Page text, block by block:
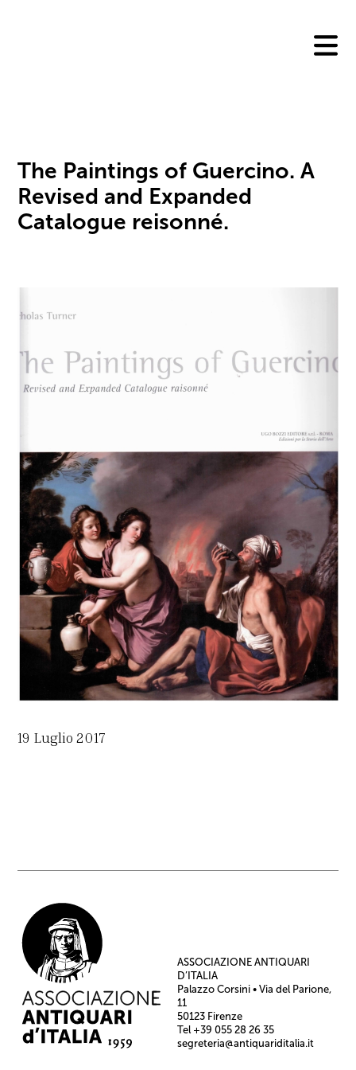
The Paintings of Guercino. A
Revised and Expanded
Catalogue reisonné.
19 Luglio 2017
ASSOCIAZIONE ANTIQUARI
D’ITALIA
Palazzo Corsini • Via del Parione,
11
50123 Firenze
Tel +39 055 28 26 35
segreteria@antiquariditalia.it